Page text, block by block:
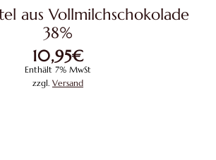
aus Vollmilchschokolade
38%
10,95€
Enthält 7% MwSt
zzgl. Versand